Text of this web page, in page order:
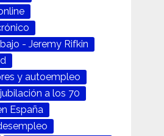
- Jeremy Rifkin
y autoempleo
jubilación a los 70
España